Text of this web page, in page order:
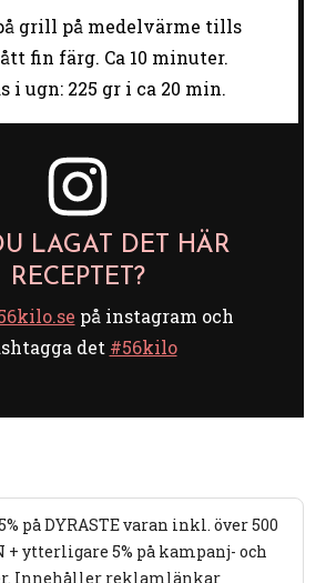
grill på medelvärme tills
fin färg. Ca 10 minuter.
i ugn: 225 gr i ca 20 min.
LAGAT DET HÄR
RECEPTET?
på instagram och
det #56kilo
på DYRASTE varan inkl. över 500
+ ytterligare 5% på kampanj- och
Innehåller reklamlänkar